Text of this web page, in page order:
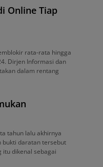
Online Tiap
rata-rata hingga
Dirjen Informasi dan
dalam rentang
tahun lalu akhirnya
bukti daratan tersebut
itu dikenal sebagai